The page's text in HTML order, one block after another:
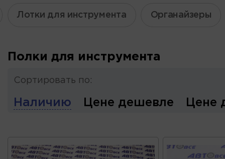
Лотки для инструмента Органайзеры
Полки для инструмента
Сортировать по:
Наличию Цене дешевле Цене